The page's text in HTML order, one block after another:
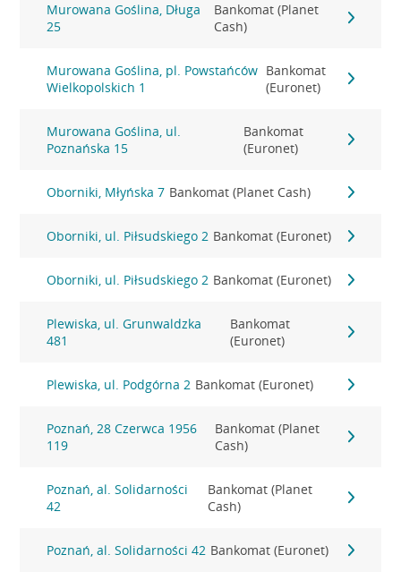
Murowana Goślina, Długa
25
Bankomat (Planet
Cash)
Murowana Goślina, pl. Powstańców
Wielkopolskich 1
Bankomat
(Euronet)
Murowana Goślina, ul.
Poznańska 15
Bankomat
(Euronet)
Oborniki, Młyńska 7 Bankomat (Planet Cash)
Oborniki, ul. Piłsudskiego 2 Bankomat (Euronet)
Oborniki, ul. Piłsudskiego 2 Bankomat (Euronet)
Plewiska, ul. Grunwaldzka
481
Bankomat
(Euronet)
Plewiska, ul. Podgórna 2 Bankomat (Euronet)
Poznań, 28 Czerwca 1956
119
Bankomat (Planet
Cash)
Poznań, al. Solidarności
42
Bankomat (Planet
Cash)
Poznań, al. Solidarności 42 Bankomat (Euronet)